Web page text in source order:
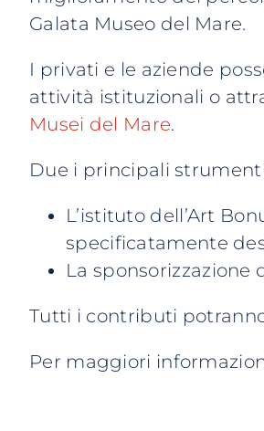
Galata Museo del Mare.
I privati e le aziende
attività istituzionali o
Musei del Mare.
Due i principali
L’istituto dell’Art
specificatamente
La
Tutti i contributi
Per maggiori